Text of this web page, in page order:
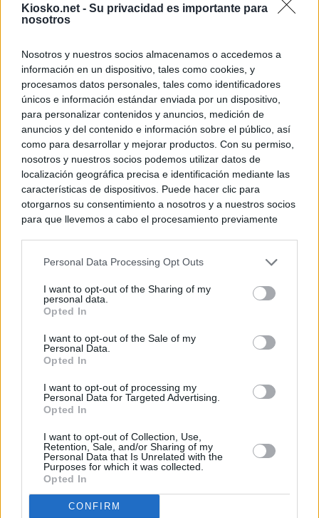
Kiosko.net - Su privacidad es importante para
nosotros
Nosotros y nuestros socios almacenamos o accedemos a
información en un dispositivo, tales como cookies, y
procesamos datos personales, tales como identificadores
únicos e información estándar enviada por un dispositivo,
para personalizar contenidos y anuncios, medición de
anuncios y del contenido e información sobre el público, así
como para desarrollar y mejorar productos. Con su permiso,
nosotros y nuestros socios podemos utilizar datos de
localización geográfica precisa e identificación mediante las
características de dispositivos. Puede hacer clic para
otorgarnos su consentimiento a nosotros y a nuestros socios
para que llevemos a cabo el procesamiento previamente
negar su consentimiento. Tenga en cuenta que algún
de su consentimiento, pero usted tiene el derecho de
rechazar tal procesamiento. Sus preferencias se aplicarán
cualquier momento entrando de nuevo en este sitio web o
visitando nuestra política de privacidad.
Personal Data Processing Opt Outs
I want to opt-out of the Sharing of my
personal data.
Opted In
I want to opt-out of the Sale of my
Personal Data.
Opted In
I want to opt-out of processing my
Personal Data for Targeted Advertising.
Opted In
I want to opt-out of Collection, Use,
Retention, Sale, and/or Sharing of my
Personal Data that Is Unrelated with the
Purposes for which it was collected.
Opted In
CONFIRM